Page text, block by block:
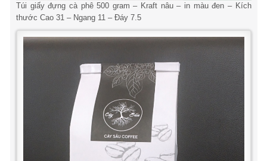
Túi giấy đựng cà phê 500 gram – Kraft nâu – in màu đen – Kích
thước Cao 31 – Ngang 11 – Đáy 7.5